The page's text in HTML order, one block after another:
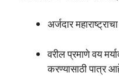
अर्जदार
वरील प्रमाणे वय
करण्यासाठी पात्र